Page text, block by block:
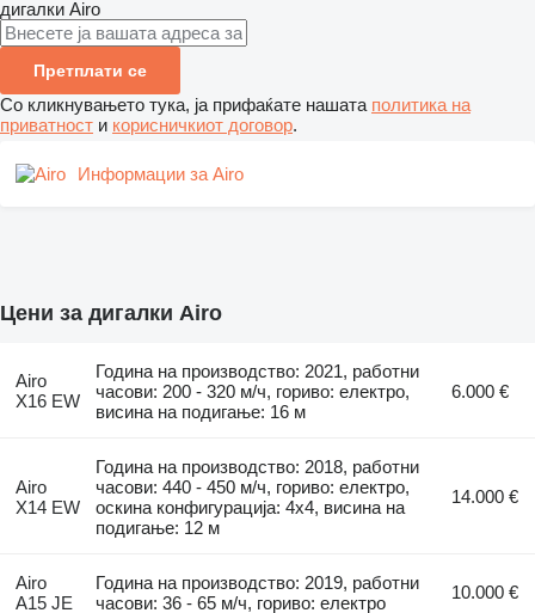
дигалки Airo
Претплати се
Со кликнувањето тука, ја прифаќате нашата политика на
приватност и корисничкиот договор.
Информации за Airo
Цени за дигалки Airo
Airo
X16 EW
Година на производство: 2021, работни
часови: 200 - 320 м/ч, гориво: електро,
висина на подигање: 16 м
6.000 €
Airo
X14 EW
Година на производство: 2018, работни
часови: 440 - 450 м/ч, гориво: електро,
оскина конфигурација: 4x4, висина на
подигање: 12 м
14.000 €
Airo
A15 JE
Година на производство: 2019, работни
часови: 36 - 65 м/ч, гориво: електро
10.000 €